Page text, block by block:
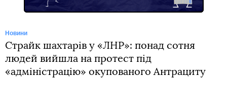
Новини
Страйк шахтарів у «ЛНР»: понад сотня
людей вийшла на протест під
«адміністрацію» окупованого Антрациту